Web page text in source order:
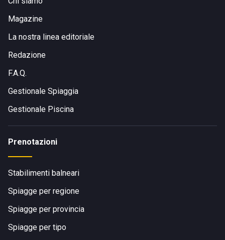
Magazine
La nostra linea editoriale
Redazione
F.A.Q.
Gestionale Spiaggia
Gestionale Piscina
Prenotazioni
Stabilimenti balneari
Spiagge per regione
Spiagge per provincia
Spiagge per tipo